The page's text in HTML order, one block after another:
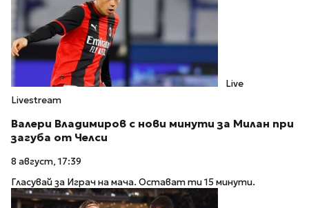
Live
Livestream
Валери Владимиров с нови минути за Милан при
загуба от Челси
8 август, 17:39
Гласувай за Играч на мача. Остават ти 15 минути.